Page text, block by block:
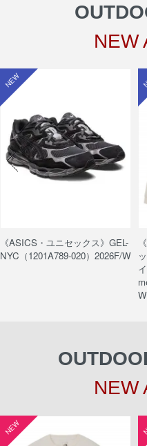
NEW
NEW
《ASICS・ユニセックス》GEL-
NYC（1201A789-020）2026F/W
W
NEW
NEW